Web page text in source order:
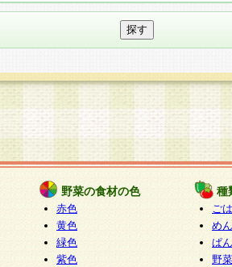
野菜の食材の色
赤色
黄色
緑色
紫色
種
ご
めん
ぱん
野